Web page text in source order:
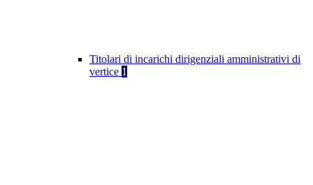
Titolari di incarichi dirigenziali amministrativi di
vertice 1